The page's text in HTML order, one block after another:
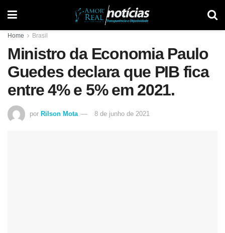
Home Brasil
Ministro da Economia Paulo
Guedes declara que PIB fica
entre 4% e 5% em 2021.
por Rilson Mota 8 de junho de 2021